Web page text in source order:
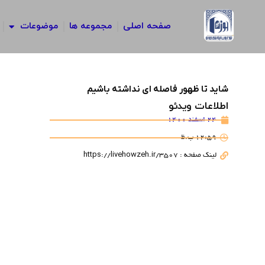
صفحه اصلی مجموعه ها موضوعات
شاید تا ظهور فاصله ای نداشته باشیم
اطلاعات ویدئو
24 اسفند 1400
12:59 ب.ظ
لینک صفحه : https://livehowzeh.ir/3507